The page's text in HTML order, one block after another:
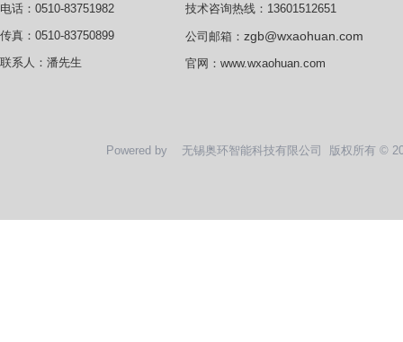
电话：0510-83751982
传真：0510-83750899
联系人：潘先生
技术咨询热线：13601512651
公司邮箱： zgb@wxaohuan.com
官网： www.wxaohuan.com
Powered by 无锡奥环智能科技有限公司 版权所有 ©